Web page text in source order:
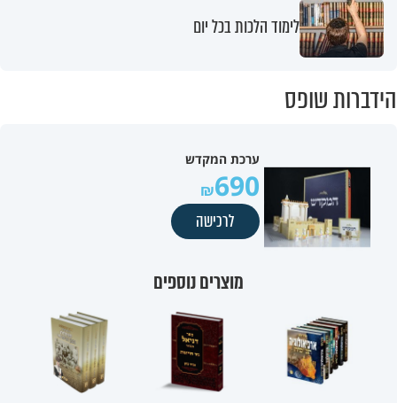
לימוד הלכות בכל יום
הידברות שופס
ערכת המקדש
690
לרכישה
מוצרים נוספים